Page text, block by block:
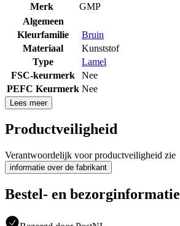
Merk
GMP
Algemeen
Kleurfamilie
Bruin
Materiaal
Kunststof
Type
Lamel
FSC-keurmerk
Nee
PEFC Keurmerk Nee
Lees meer
Productveiligheid
Verantwoordelijk voor productveiligheid zie
informatie over de fabrikant
Bestel- en bezorginformatie